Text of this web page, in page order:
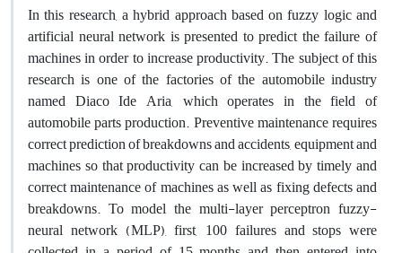
In this research, a hybrid approach based on fuzzy logic and
artificial neural network is presented to predict the failure of
machines in order to increase productivity. The subject of this
research is one of the factories of the automobile industry
named Diaco Ide Aria, which operates in the field of
automobile parts production. Preventive maintenance requires
correct prediction of breakdowns and accidents, equipment and
machines so that productivity can be increased by timely and
correct maintenance of machines as well as fixing defects and
breakdowns. To model the multi-layer perceptron fuzzy-
neural network (MLP), first, 100 failures and stops were